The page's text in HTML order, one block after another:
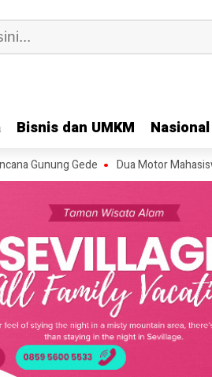
Bisnis dan UMKM Nasional
Bisnis dan UMKM Nasional
Gede Dua Motor Mahasiswa KKN di